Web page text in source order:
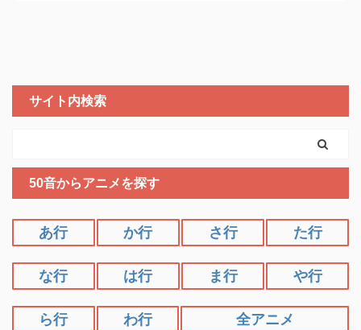
サイト内検索
50音からアニメを探す
あ行 か行 さ行 た行
な行 は行 ま行 や行
ら行 わ行 全アニメ